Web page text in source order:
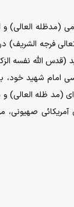
(مدظله العالی)
فرجه الشریف) در
(قدس الله نفسه
امام شهید خود،
ظله العالی) و
صهیونی،